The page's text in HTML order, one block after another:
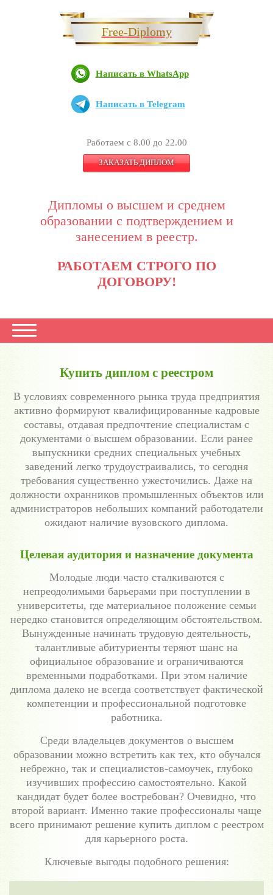
Free-Diplomy
Написать в WhatsApp
Написать в Telegram
Работаем с 8.00 до 22.00
ЗАКАЗАТЬ ДИПЛОМ
Дипломы о высшем и среднем
образовании с подтверждением и
занесением в реестр.
РАБОТАЕМ СТРОГО ПО
ДОГОВОРУ!
Купить диплом с реестром
В условиях современного рынка труда предприятия
активно формируют квалифицированные кадровые
составы, отдавая предпочтение специалистам с
документами о высшем образовании. Если ранее
выпускники средних специальных учебных
заведений легко трудоустраивались, то сегодня
требования существенно ужесточились. Даже на
должности охранников промышленных объектов или
администраторов небольших компаний работодатели
ожидают наличие вузовского диплома.
Целевая аудитория и назначение документа
Молодые люди часто сталкиваются с
непреодолимыми барьерами при поступлении в
университеты, где материальное положение семьи
нередко становится определяющим обстоятельством.
Вынужденные начинать трудовую деятельность,
талантливые абитуриенты теряют шанс на
официальное образование и ограничиваются
временными подработками. При этом наличие
диплома далеко не всегда соответствует фактической
компетенции и профессиональной подготовке
работника.
Среди владельцев документов о высшем
образовании можно встретить как тех, кто обучался
небрежно, так и специалистов-самоучек, глубоко
изучивших профессию самостоятельно. Какой
кандидат будет более востребован? Очевидно, что
второй вариант. Именно такие профессионалы чаще
всего принимают решение купить диплом с реестром
для карьерного роста.
Ключевые выгоды подобного решения: